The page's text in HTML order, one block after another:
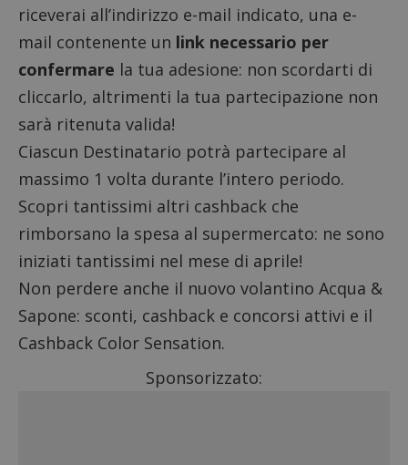
riceverai all’indirizzo e-mail indicato, una e-
mail contenente un link necessario per
confermare la tua adesione: non scordarti di
cliccarlo, altrimenti la tua partecipazione non
sarà ritenuta valida!
Ciascun Destinatario potrà partecipare al
massimo 1 volta durante l’intero periodo.
Scopri tantissimi altri cashback che
rimborsano la spesa al supermercato: ne sono
iniziati tantissimi nel mese di aprile!
Non perdere anche il nuovo volantino Acqua &
Sapone: sconti, cashback e concorsi attivi e il
Cashback Color Sensation.
Sponsorizzato: